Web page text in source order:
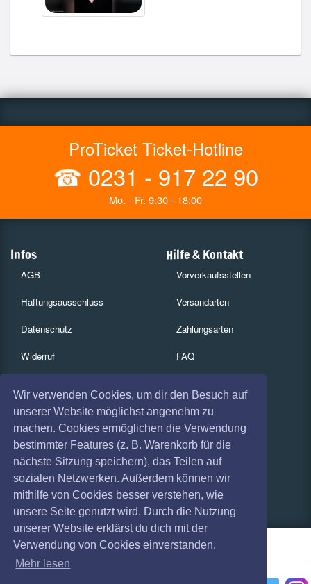
Wir verwenden Cookies, um dir den Besuch auf
unserer Website möglichst angenehm zu
machen. Cookies ermöglichen die Verwendung
bestimmter Features (z. B. Warenkorb für die
nächste Sitzung speichern), das Teilen auf
sozialen Netzwerken. Außerdem können wir
mithilfe von Cookies besser verstehen, wie
unsere Seite genutzt wird. Durch die Nutzung
unserer Website erklärst du dich mit der
Verwendung von Cookies einverstanden.
Mehr lesen
ProTicket Ticket-Hotline
☎ 0231 - 917 22 90
Mo. - Fr. 9:30 - 18:00
Infos
AGB
Haftungsausschluss
Datenschutz
Widerruf
Absagen
Hilfe & Kontakt
Vorverkaufsstellen
Versandarten
Zahlungsarten
FAQ
Services
Gutscheine
Geschäftskunden
Kartenrückgabe
Besucherregistrierung